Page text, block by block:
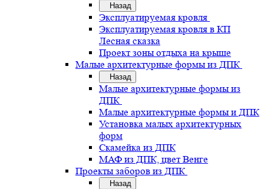
Назад
Эксплуатируемая кровля
Эксплуатируемая кровля в КП
Лесная сказка
Проект зоны отдыха на крыше
Малые архитектурные формы из ДПК
Назад
Малые архитектурные формы из
ДПК
Малые архитектурные формы и ДПК
Установка малых архитектурных
форм
Скамейка из ДПК
МАФ из ДПК, цвет Венге
Проекты заборов из ДПК
Назад